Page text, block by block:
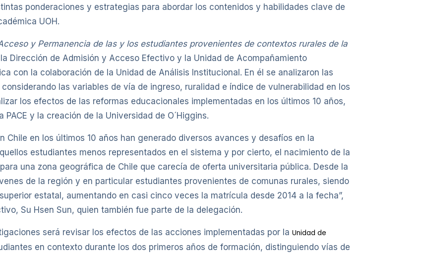
ponderaciones y estrategias para abordar los contenidos y habilidades clave de
UOH.
y Permanencia de las y los estudiantes provenientes de contextos rurales de la
Dirección de Admisión y Acceso Efectivo y la Unidad de Acompañamiento
con la colaboración de la Unidad de Análisis Institucional. En él se analizaron las
las variables de vía de ingreso, ruralidad e índice de vulnerabilidad en los
los efectos de las reformas educacionales implementadas en los últimos 10 años,
y la creación de la Universidad de O´Higgins.
Chile en los últimos 10 años han generado diversos avances y desafíos en la
estudiantes menos representados en el sistema y por cierto, el nacimiento de la
una zona geográfica de Chile que carecía de oferta universitaria pública. Desde la
de la región y en particular estudiantes provenientes de comunas rurales, siendo
estatal, aumentando en casi cinco veces la matrícula desde 2014 a la fecha”,
Su Hsen Sun, quien también fue parte de la delegación.
será revisar los efectos de las acciones implementadas por la Unidad de
en contexto durante los dos primeros años de formación, distinguiendo vías de